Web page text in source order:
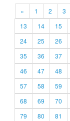
« 1 2 3
13
14 15
24
25 26
35
36 37
46
47 48
57
58 59
68
69 70
79
80 81